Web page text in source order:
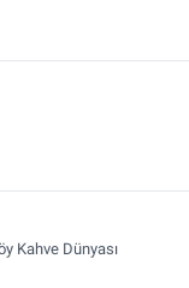
Kahve Dünyası